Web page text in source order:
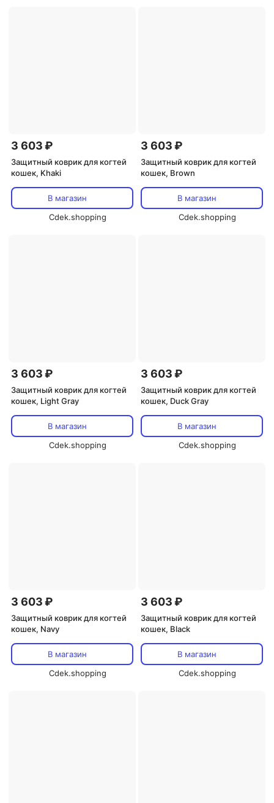
3 603 ₽
Защитный коврик для когтей
кошек, Khaki
В магазин
Cdek.shopping
3 603 ₽
Защитный коврик для когтей
кошек, Brown
В магазин
Cdek.shopping
3 603 ₽
Защитный коврик для когтей
кошек, Light Gray
В магазин
Cdek.shopping
3 603 ₽
Защитный коврик для когтей
кошек, Duck Gray
В магазин
Cdek.shopping
3 603 ₽
Защитный коврик для когтей
кошек, Navy
В магазин
Cdek.shopping
3 603 ₽
Защитный коврик для когтей
кошек, Black
В магазин
Cdek.shopping